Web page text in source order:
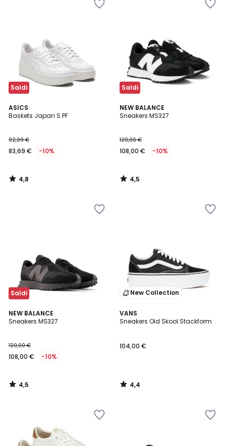
Saldi
ASICS
Baskets Japan S PF
92,99 €
83,69 € -10%
4,8
/ 5
4,8
/
Saldi
NEW BALANCE
Sneakers MS327
120,00 €
108,00 € -10%
4,5
/ 5
4,5
/
Saldi
NEW BALANCE
Sneakers MS327
120,00 €
108,00 € -10%
4,5
/ 5
4,5
/
New Collection
VANS
Sneakers Old Skool Stackform
104,00 €
4,4
/ 5
4,4
/